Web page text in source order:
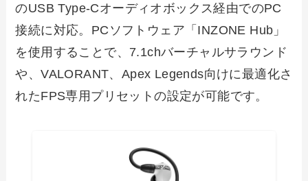
のUSB Type-Cオーディオボックス経由でのPC
接続に対応。PCソフトウェア「INZONE Hub」
を使用することで、7.1chバーチャルサラウンド
や、VALORANT、Apex Legends向けに最適化さ
れたFPS専用プリセットの設定が可能です。